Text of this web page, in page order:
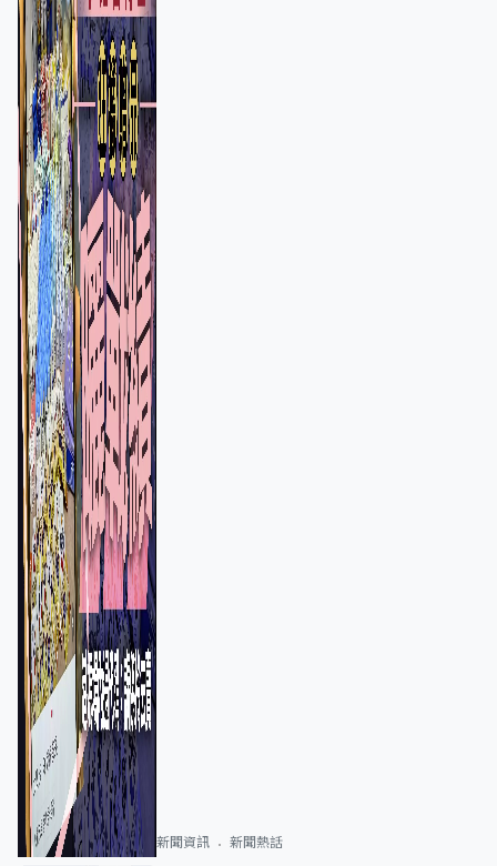
新聞資訊 新聞熱話